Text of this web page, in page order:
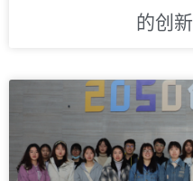
的创